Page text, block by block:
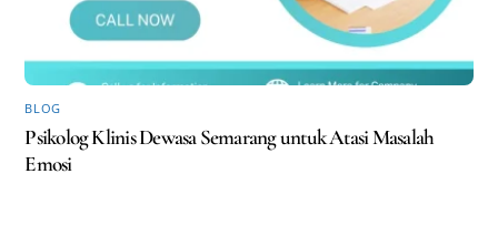
BLOG
Psikolog Klinis Dewasa Semarang untuk Atasi Masalah
Emosi